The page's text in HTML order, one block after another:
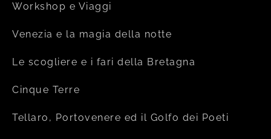
Workshop e Viaggi
Venezia e la magia della notte
Le scogliere e i fari della Bretagna
Cinque Terre
Tellaro, Portovenere ed il Golfo dei Poeti